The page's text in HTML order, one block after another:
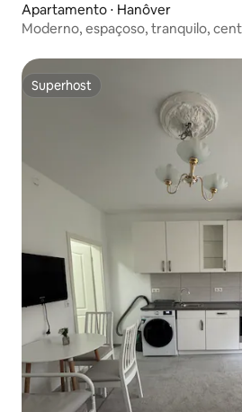
Apartamento ⋅ Hanôver
Superhost
Superhost